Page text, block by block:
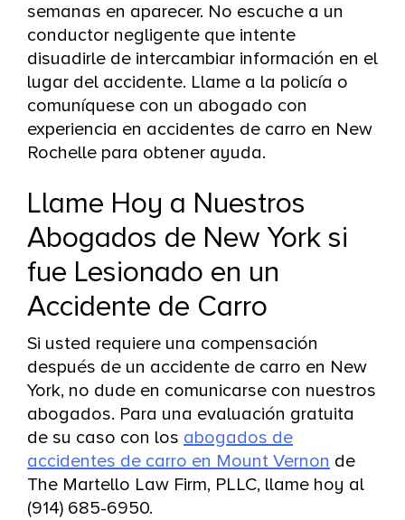
semanas en aparecer. No escuche a un
conductor negligente que intente
disuadirle de intercambiar información en el
lugar del accidente. Llame a la policía o
comuníquese con un abogado con
experiencia en accidentes de carro en New
Rochelle para obtener ayuda.
Llame Hoy a Nuestros
Abogados de New York si
fue Lesionado en un
Accidente de Carro
Si usted requiere una compensación
después de un accidente de carro en New
York, no dude en comunicarse con nuestros
abogados. Para una evaluación gratuita
de su caso con los abogados de
accidentes de carro en Mount Vernon de
The Martello Law Firm, PLLC, llame hoy al
(914) 685-6950.